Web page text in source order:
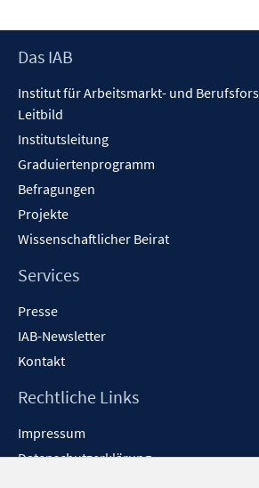
Footer
Das IAB
Institut für Arbeitsmarkt- und
Leitbild
Institutsleitung
Graduiertenprogramm
Befragungen
Projekte
Wissenschaftlicher Beirat
Services
Presse
IAB-Newsletter
Kontakt
Rechtliche Links
Impressum
Datenschutzerklärung